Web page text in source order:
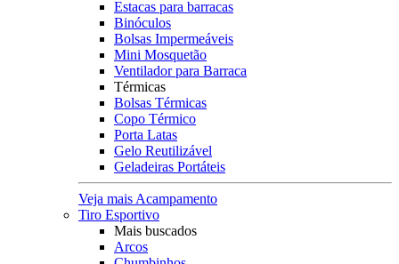
Estacas para barracas
Binóculos
Bolsas Impermeáveis
Mini Mosquetão
Ventilador para Barraca
Térmicas
Bolsas Térmicas
Copo Térmico
Porta Latas
Gelo Reutilizável
Geladeiras Portáteis
Veja mais Acampamento
Tiro Esportivo
Mais buscados
Arcos